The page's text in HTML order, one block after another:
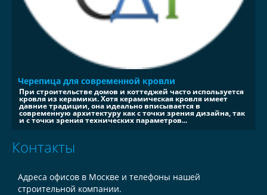
Черепица для современной кровли
При строительстве домов и коттеджей часто используется
кровля из керамики. Хотя керамическая кровля имеет
давние традиции, она идеально вписывается в
современную архитектуру как с точки зрения дизайна, так
и с точки зрения технических параметров...
Контакты
Адреса офисов в Москве и телефоны нашей
строительной компании.